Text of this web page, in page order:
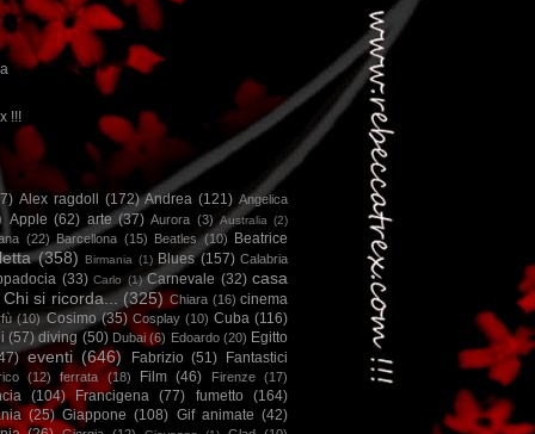
!!!
Alex ragdoll (172) Andrea (121) Angelica
Apple (62) arte (37) Aurora (3) Australia (2)
(22) Barcellona (15) Beatles (10) Beatrice
(358) Birmania (1) Blues (157) Calabria
(33) Carlo (1) Carnevale (32) casa
Chi si ricorda... (325) Chiara (16) cinema
(10) Cosimo (35) Cosplay (10) Cuba (116)
(57) diving (50) Dubai (6) Edoardo (20) Egitto
eventi (646) Fabrizio (51) Fantastici
(12) ferrata (18) Film (46) Firenze (17)
(104) Francigena (77) fumetto
(164)
(25) Giappone (108) Gif animate (42)